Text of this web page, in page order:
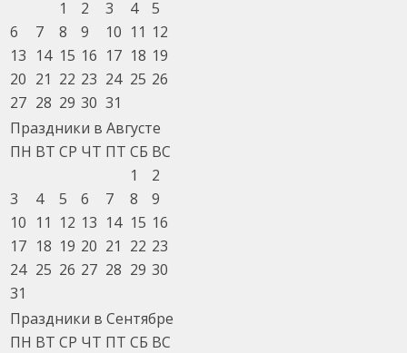
1
2 3 4
5
6
7 8 9 10 11 12
13 14 15 16 17 18 19
20 21 22 23 24 25 26
27 28 29 30 31
Праздники в Августе
ПН ВТ СР ЧТ ПТ СБ ВС
1
2
3
4 5 6 7 8
9
10 11 12 13 14 15 16
17 18 19 20 21 22 23
24 25 26 27 28 29 30
31
Праздники в Сентябре
ПН ВТ СР ЧТ ПТ СБ ВС